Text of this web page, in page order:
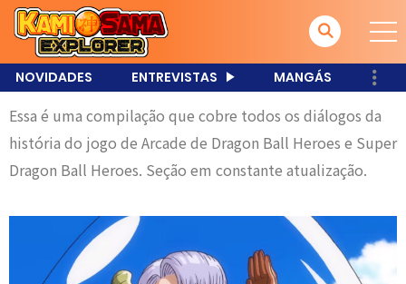
NOVIDADES ENTREVISTAS MANGÁS
Essa é uma compilação que cobre todos os diálogos da
história do jogo de Arcade de Dragon Ball Heroes e Super
Dragon Ball Heroes. Seção em constante atualização.